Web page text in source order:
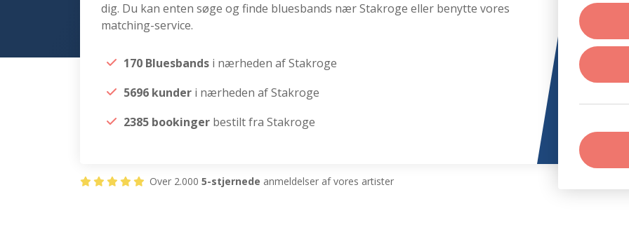
dig. Du kan enten søge og finde bluesbands nær Stakroge eller benytte vores
matching-service.
170 Bluesbands i nærheden af Stakroge
5696 kunder i nærheden af Stakroge
2385 bookinger bestilt fra Stakroge
Over 2.000 5-stjernede anmeldelser af vores artister